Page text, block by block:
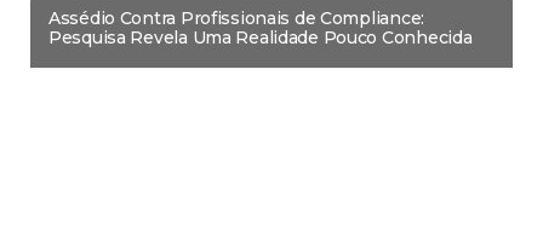
Assédio Contra Profissionais de Compliance:
Pesquisa Revela Uma Realidade Pouco Conhecida